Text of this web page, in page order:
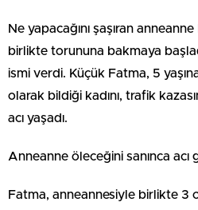
Ne yapacağını şaşıran
birlikte torununa bakmaya
ismi verdi. Küçük Fatma, 5
olarak bildiği kadını, trafik
acı yaşadı.
Anneanne öleceğini sanınca acı
Fatma, anneannesiyle birlikte 3